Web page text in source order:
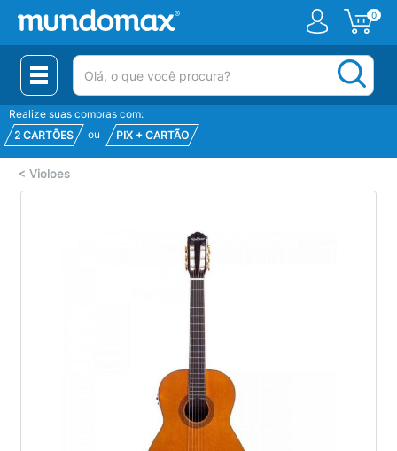
0
(pesquisar)
Realize suas compras com:
2 CARTÕES
ou PIX + CARTÃO
< Violoes